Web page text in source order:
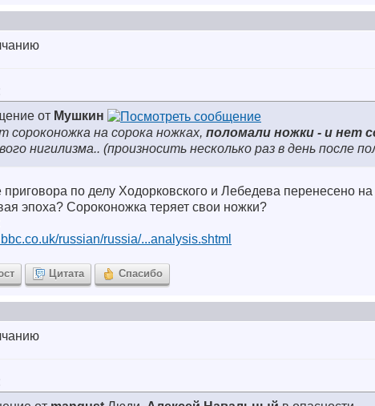
от Мушкин
сороконожка на сорока ножках, поломали ножки - и нет
нигилизма.. (произносить несколько раз в день после
по делу Ходорковского и Лебедева перенесено на
эпоха? Сороконожка теряет свои ножки?
russian/russia/...analysis.shtml
Цитата Спасибо